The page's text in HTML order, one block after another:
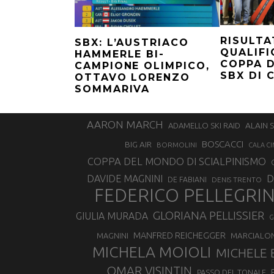
SBX: L’AUSTRIACO
HAMMERLE BI-
CAMPIONE OLIMPICO,
OTTAVO LORENZO
SOMMARIVA
COPPA
SBX DI
AARON MARCH ADAMELLO SKI RAID ALAIN
BIG AIR
BORMOLINI BOSCACCI CALA
COPPA DEL MONDO DI SCIALPINISMO
DAVIDE MAGNINI DE FABIANI DENIS TRENTO
FEDERICO
GIULIA MURADA GLORIANA PELLISSIER
MAGNINI MANFRED REICHEGGER
MICHELA MOIOLI MICHELE
OMAR VISINTIN PASSO DEL TONALE